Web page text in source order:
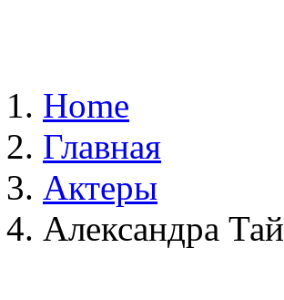
Home
Главная
Актеры
Александра